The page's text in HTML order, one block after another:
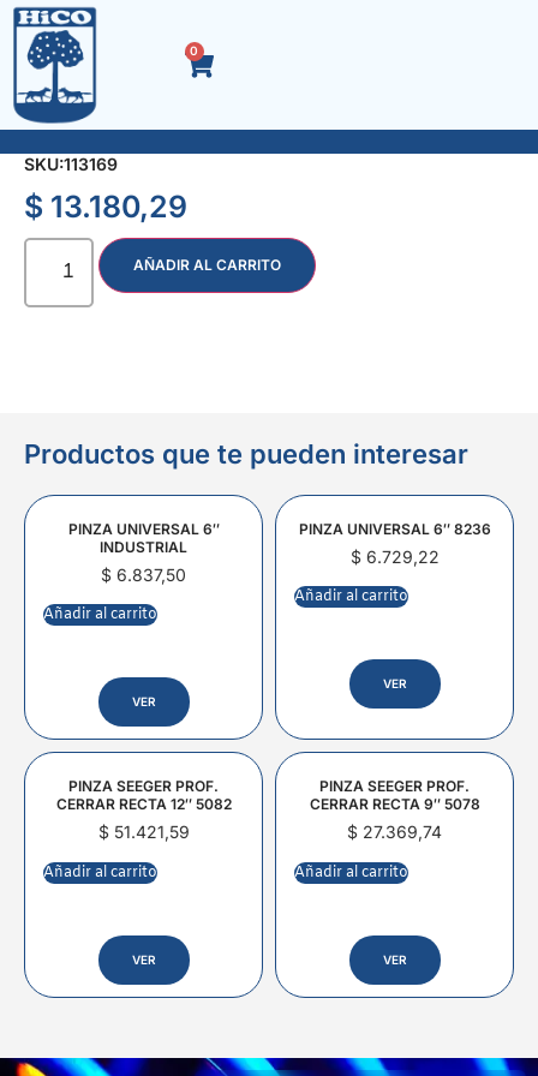
0
ALICATE 1/2 CAÑA 8″ M/AZUL/ROJO 6342
SKU:113169
$ 13.180,29
AÑADIR AL CARRITO
Productos que te pueden interesar
PINZA UNIVERSAL 6″
INDUSTRIAL
$ 6.837,50
Añadir al carrito
VER
PINZA UNIVERSAL 6″ 8236
$6.729,22
Añadir al carrito
VER
PINZA SEEGER PROF.
CERRAR RECTA 12″ 5082
$51.421,59
Añadir al carrito
VER
PINZA SEEGER PROF.
CERRAR RECTA 9″ 5078
$ 27.369,74
Añadir al carrito
VER